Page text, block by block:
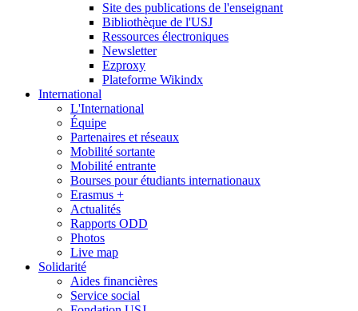
Site des publications de l'enseignant
Bibliothèque de l'USJ
Ressources électroniques
Newsletter
Ezproxy
Plateforme Wikindx
International
L'International
Équipe
Partenaires et réseaux
Mobilité sortante
Mobilité entrante
Bourses pour étudiants internationaux
Erasmus +
Actualités
Rapports ODD
Photos
Live map
Solidarité
Aides financières
Service social